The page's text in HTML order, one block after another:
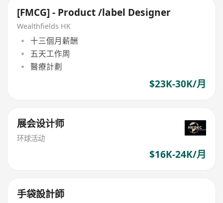
[FMCG] - Product /label Designer
Wealthfields HK
十三個月薪酬
五天工作周
醫療計劃
$23K-30K/月
展会设计师
环球活动
$16K-24K/月
手袋設計師